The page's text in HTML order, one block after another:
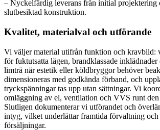
– Nyckelfärdig leverans från initial projektering
slutbesiktad konstruktion.
Kvalitet, materialval och utförande
Vi väljer material utifrån funktion och kravbild:
för fuktutsatta lägen, brandklassade inklädnader
limträ när estetik eller köldbryggor behöver
dimensioneras med godkända förband, och
tryckspänningar tas upp utan sättningar. Vi
omläggning av el, ventilation och VVS runt
Slutligen dokumenterar vi utförandet och
intyg, vilket underlättar framtida förvaltning och
försäljningar.